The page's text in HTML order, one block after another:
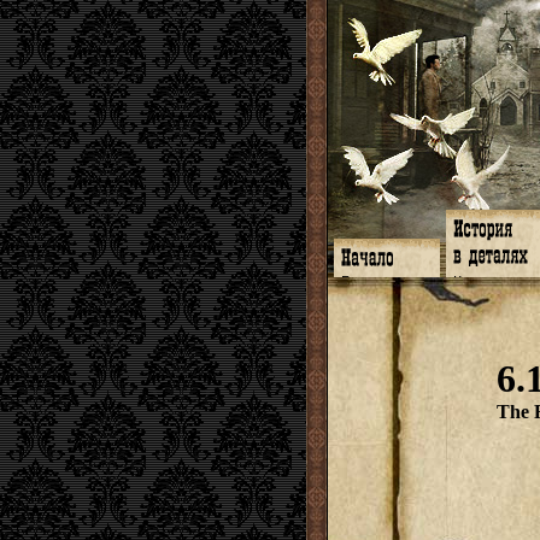
Главная
Программа
Форум
Facebook
Гостевая
Книги
Галереи
Музыка
Видео
Субтитры
Заметки
Мысли
Откровение
The